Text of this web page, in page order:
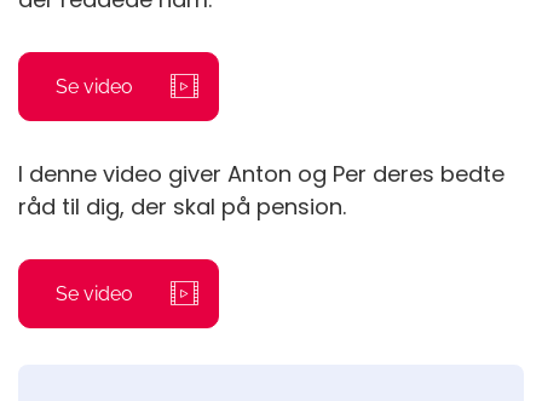
Se video
I denne video giver Anton og Per deres bedte
råd til dig, der skal på pension.
Se video